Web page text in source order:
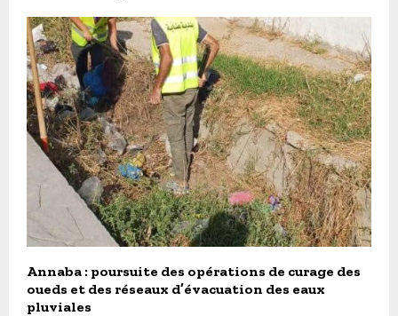
Annaba : poursuite des opérations de curage des
oueds et des réseaux d’évacuation des eaux
pluviales